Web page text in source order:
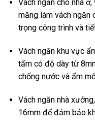
Vách ngăn cho nhà
măng làm vách
trọng công trình và
Vách ngăn khu vực
tấm có độ dày từ
chống nước và ẩm
Vách ngăn nhà
16mm để đảm bảo